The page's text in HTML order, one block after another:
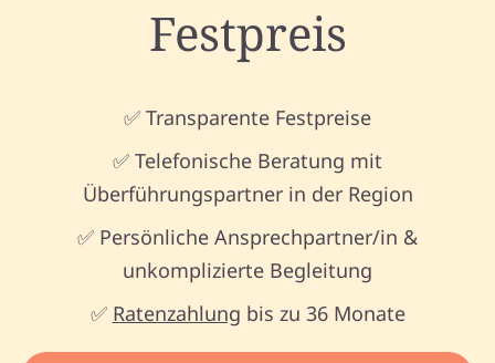
Festpreis
✅ Transparente Festpreise
✅ Telefonische Beratung mit
Überführungspartner in der Region
✅ Persönliche Ansprechpartner/in &
unkomplizierte Begleitung
✅ Ratenzahlung bis zu 36 Monate